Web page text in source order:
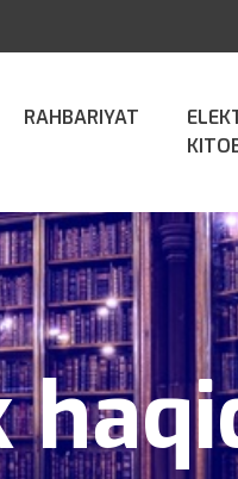
RAHBARIYAT